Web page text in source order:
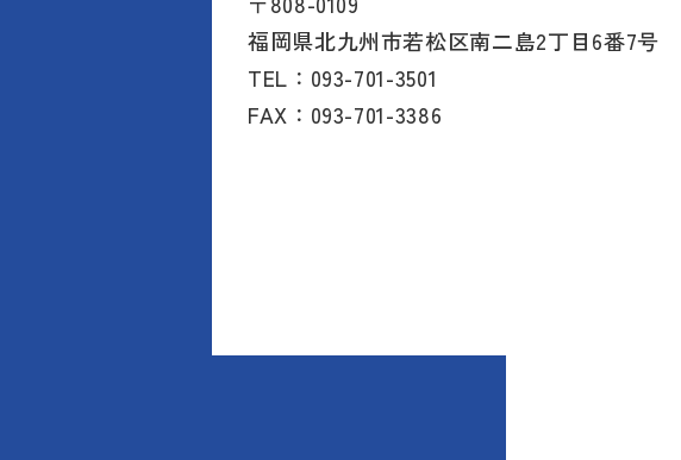
福岡県北九州市若松区南二島2丁目6番7号
TEL：093-701-3501
FAX：093-701-3386